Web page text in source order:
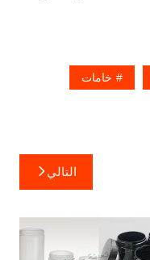
خامات
التالي